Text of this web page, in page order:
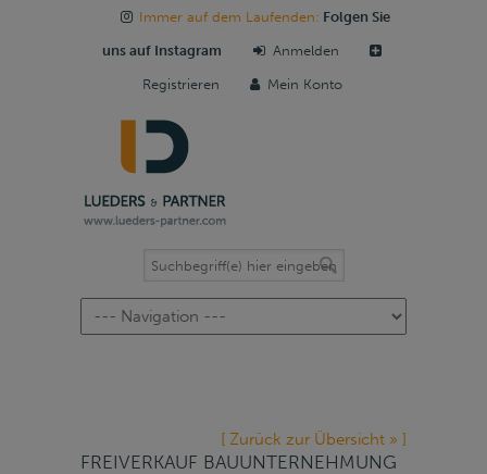
Immer auf dem Laufenden: Folgen Sie
uns auf Instagram Anmelden
Registrieren Mein Konto
Navigation
[ Zurück zur Übersicht » ]
FREIVERKAUF BAUUNTERNEHMUNG